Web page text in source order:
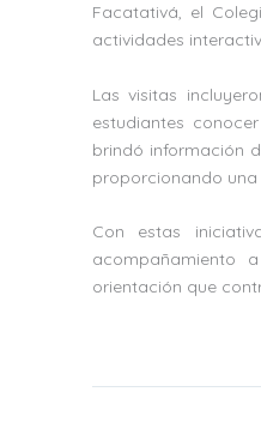
Facatativá, el
actividades
Las visitas
estudiantes
brindó información
proporcionando
Con estas
acompañamiento
orientación que